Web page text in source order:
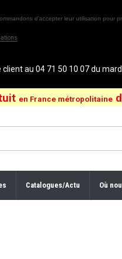
d'accepter leur utilisation pour
client au 04 71 50 10 07 du
en France métropolitaine
Catalogues/Actu Où